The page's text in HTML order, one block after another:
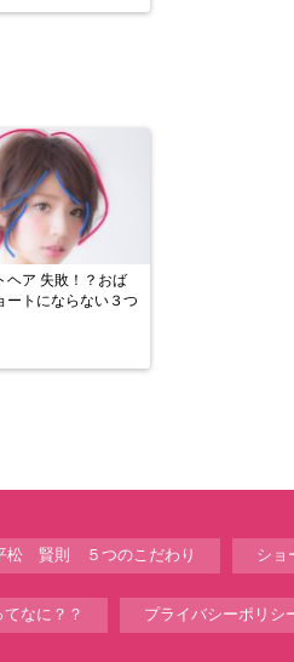
ヘア 失敗！？おば
ートにならない３つ
松 賢則 ５つのこだわり ショ
なに？？ プライバシーポリシ